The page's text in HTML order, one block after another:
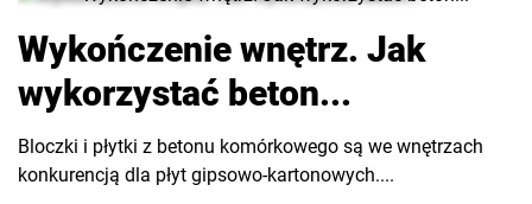
Rynek
Technologia
Instalacje
Wokół domu
Wykończenie wnętrz. Jak
wykorzystać beton...
Bloczki i płytki z betonu komórkowego są we wnętrzach
konkurencją dla płyt gipsowo-kartonowych....